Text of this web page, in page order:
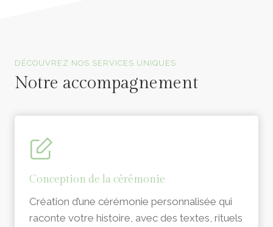
DÉCOUVREZ NOS SERVICES UNIQUES
Notre accompagnement
Conception de la cérémonie
Création d’une cérémonie personnalisée qui
raconte votre histoire, avec des textes, rituels